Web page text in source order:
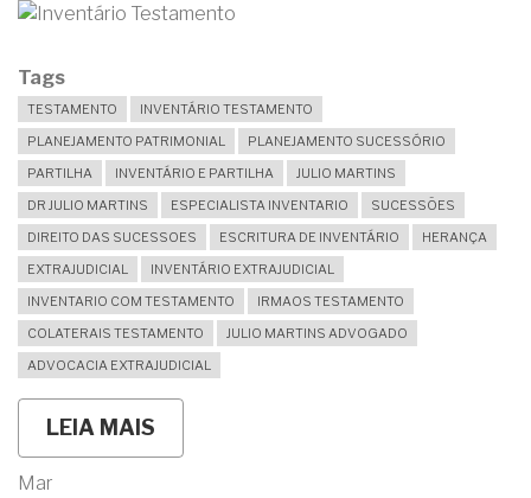
Tags
TESTAMENTO
INVENTÁRIO TESTAMENTO
PLANEJAMENTO PATRIMONIAL
PLANEJAMENTO SUCESSÓRIO
PARTILHA
INVENTÁRIO E PARTILHA
JULIO MARTINS
DR JULIO MARTINS
ESPECIALISTA INVENTARIO
SUCESSÕES
DIREITO DAS SUCESSOES
ESCRITURA DE INVENTÁRIO
HERANÇA
EXTRAJUDICIAL
INVENTÁRIO EXTRAJUDICIAL
INVENTARIO COM TESTAMENTO
IRMAOS TESTAMENTO
COLATERAIS TESTAMENTO
JULIO MARTINS ADVOGADO
ADVOCACIA EXTRAJUDICIAL
LEIA MAIS
SOU
Mar